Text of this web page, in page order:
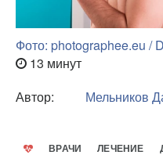
Фото: photographee.eu /
13 минут
Автор:
Мельников
ВРАЧИ ЛЕЧЕНИЕ